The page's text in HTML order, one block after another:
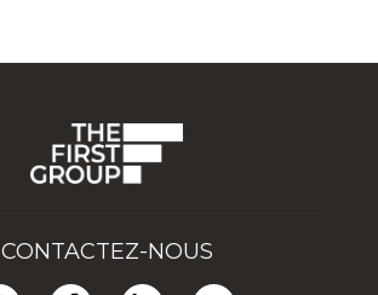
CONTACTEZ-NOUS